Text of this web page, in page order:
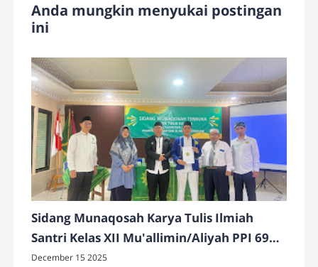
Anda mungkin menyukai postingan
ini
Sidang Munaqosah Karya Tulis Ilmiah
Santri Kelas XII Mu'allimin/Aliyah PPI 69
Matraman Tahun Pelajaran 2025/2026
December 15 2025